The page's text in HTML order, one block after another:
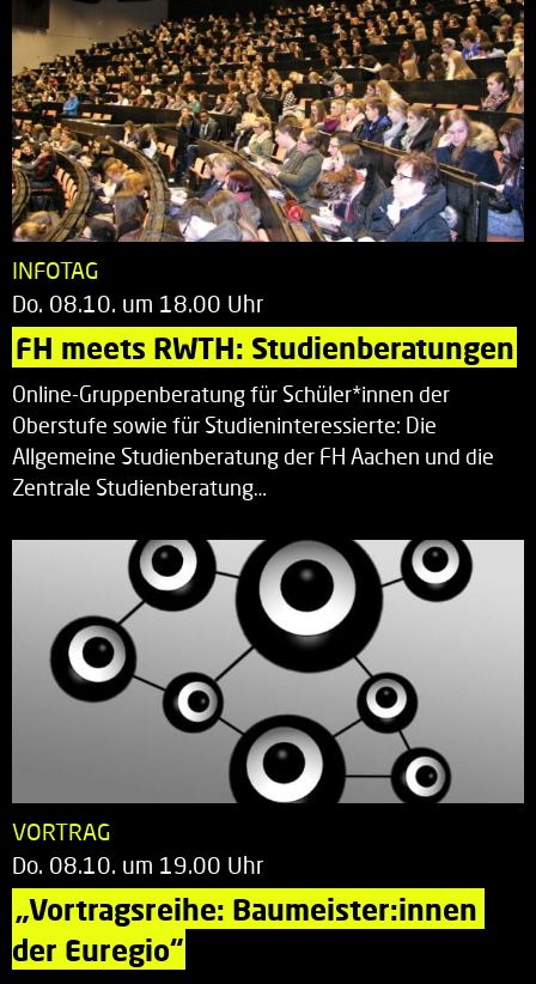
INFOTAG
Do. 08.10. um 18.00 Uhr
FH meets RWTH: Studienberatungen
Online-Gruppenberatung für Schüler*innen der
Oberstufe sowie für Studieninteressierte: Die
Allgemeine Studienberatung der FH Aachen und die
Zentrale Studienberatung…
VORTRAG
Do. 08.10. um 19.00 Uhr
„Vortragsreihe: Baumeister:innen
der Euregio“